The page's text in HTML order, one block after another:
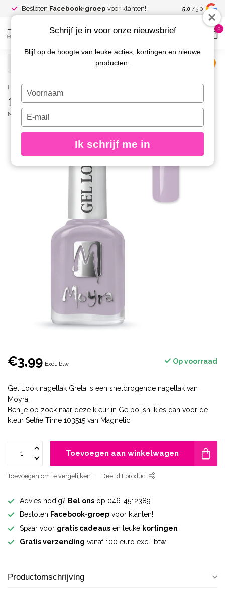
Besloten Facebook-groep voor klanten! Spaar voor
kortingen
5.0 /5.0
MENU
0
Home / 1040 Gel Look Nagellak Greta
1040 Gel Look Nagellak Greta
MOYRA
€3,99 Excl. btw Op voorraad
Gel Look nagellak Greta is een sneldrogende nagellak van
Moyra.
Ben je op zoek naar deze kleur in Gelpolish, kies dan voor de
kleur Selfie Time 103515 van Magnetic
Toevoegen aan winkelwagen
Toevoegen om te vergelijken Deel dit product
Advies nodig? Bel ons op 046-4512389
Besloten Facebook-groep voor klanten!
Spaar voor gratis cadeaus en leuke kortingen
Gratis verzending vanaf 100 euro excl. btw
Productomschrijving
Schrijf je in voor onze nieuwsbrief
Blijf op de hoogte van leuke acties, kortingen en nieuwe
producten.
Typ
je
naam
Typ
je
e-
in
Ik schrijf me in